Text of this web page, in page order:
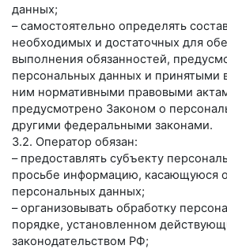
данных;
– самостоятельно определять
необходимых и достаточных для
выполнения обязанностей,
персональных данных и принятыми
ним нормативными правовыми
предусмотрено Законом о
другими федеральными законами.
3.2. Оператор обязан:
– предоставлять субъекту
просьбе информацию, касающуюся
персональных данных;
– организовывать обработку
порядке, установленном
законодательством РФ;